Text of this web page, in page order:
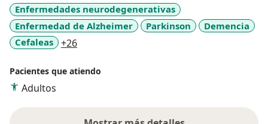
Enfermedades neurodegenerativas
Enfermedad de Alzheimer
Parkinson
Demencia
Cefaleas
+26a11y_sr_more_diseases
Pacientes que atiendo
Adultos